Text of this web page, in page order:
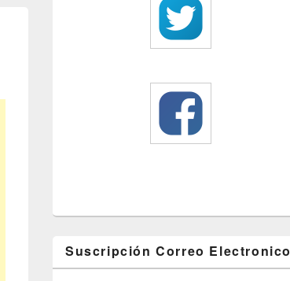
Suscripción Correo Electronico